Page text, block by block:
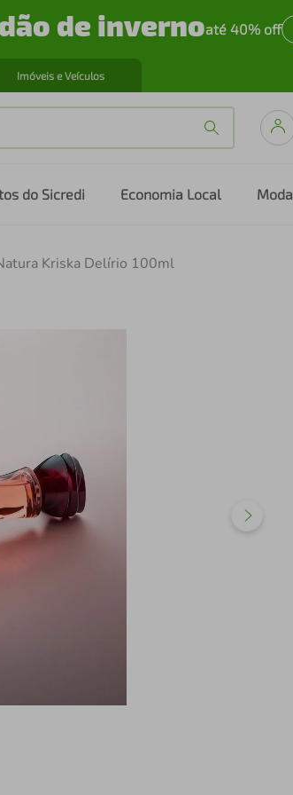
de invernoaté 40% off
Imóveis e Veículos
do Sicredi Economia Local Moda
Kriska Delírio 100ml